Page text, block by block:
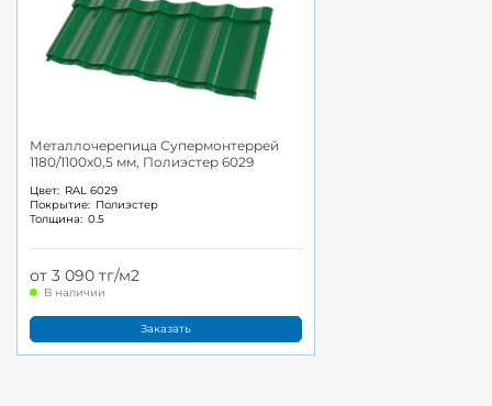
Металлочерепица Супермонтеррей
1180/1100x0,5 мм, Полиэстер 6029
Цвет: RAL 6029
Покрытие: Полиэстер
Толщина: 0.5
от 3 090 тг/м2
В наличии
Заказать